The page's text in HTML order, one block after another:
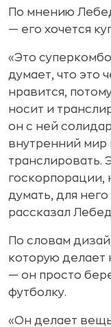
По мнению
— его хочется
«Это
думает, что это
нравится,
носит и
он с ней
внутренний мир
транслировать.
госкорпорации,
думать, для
рассказал
По словам
которую
— он просто
футболку.
«Он делает